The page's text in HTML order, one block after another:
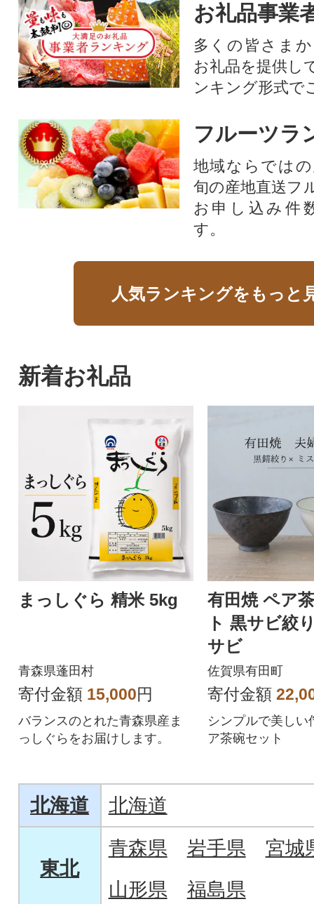
お礼品事業
多くの皆さま
お礼品を提供し
ンキング形式で
フルーツラ
地域ならでは
旬の産地直送フ
お申し込み件
す。
人気ランキングをもっと
新着お礼品
まっしぐら 精米 5kg
青森県蓬田村
寄付金額 15,000円
バランスのとれた青森県産ま
っしぐらをお届けします。
有田焼 ペア
ト 黒サビ絞
サビ
佐賀県有田町
寄付金額
シンプルで美しい
ア茶碗セット
北海道 北海道
東北
青森県 岩手県
宮城
山形県
福島県